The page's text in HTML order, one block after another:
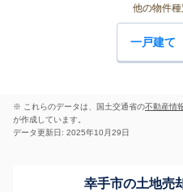
他の物件
一戸建て
※ これらのデータは、国土交通省の不動産情
が作成しています。
データ更新日: 2025年10月29日
幸手市の土地売